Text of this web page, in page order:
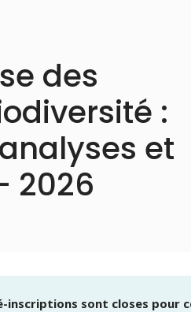
des
:
et
2026
inscriptions sont closes pour